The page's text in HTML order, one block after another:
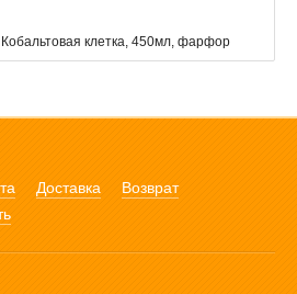
клетка, 450мл, фарфор
Доставка
Возврат